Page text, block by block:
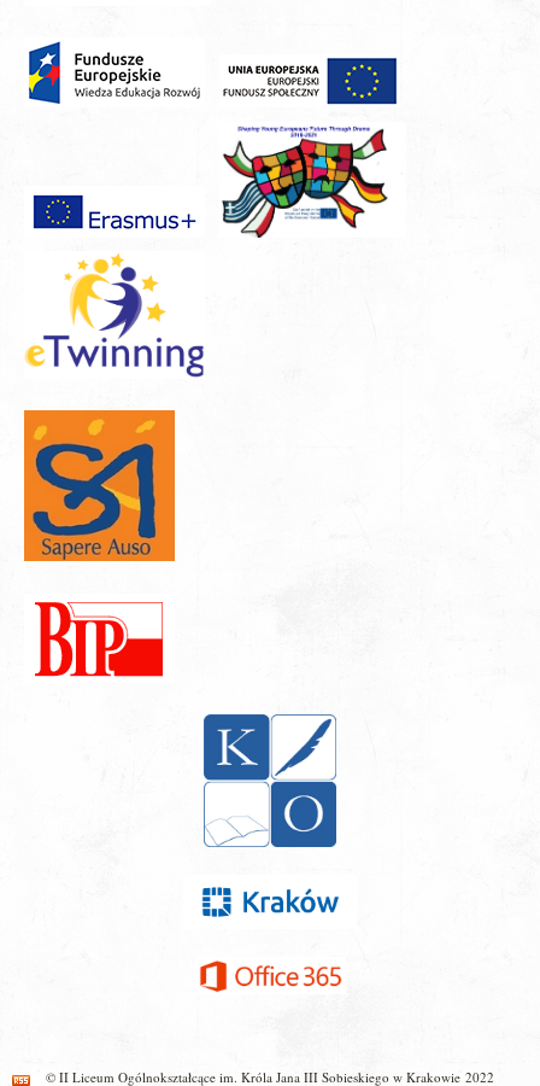
© II Liceum Ogólnokształcące im. Króla Jana III Sobieskiego w Krakowie 2022